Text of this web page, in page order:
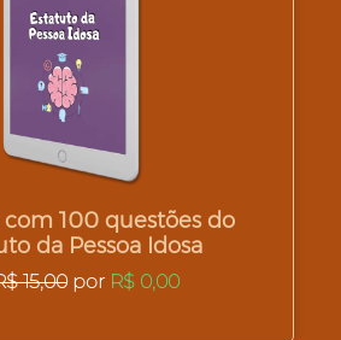
100 questões do
da Pessoa Idosa
15,00por R$ 0,00